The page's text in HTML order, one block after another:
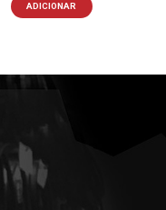
ADICIONAR